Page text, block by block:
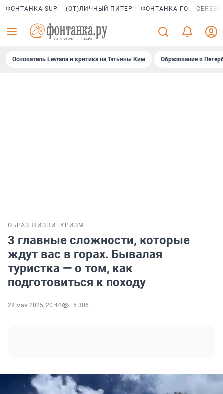
ФОНТАНКА SUP (ОТ)ЛИЧНЫЙ ПИТЕР ФОНТАНКА ГО
Основатель Levrana и критика на Татьяны Ким Образование в
ОБРАЗ ЖИЗНИ ТУРИЗМ
3 главные сложности, которые
ждут вас в горах. Бывалая
туристка — о том, как
подготовиться к походу
28 мая 2025, 20:44 5 306